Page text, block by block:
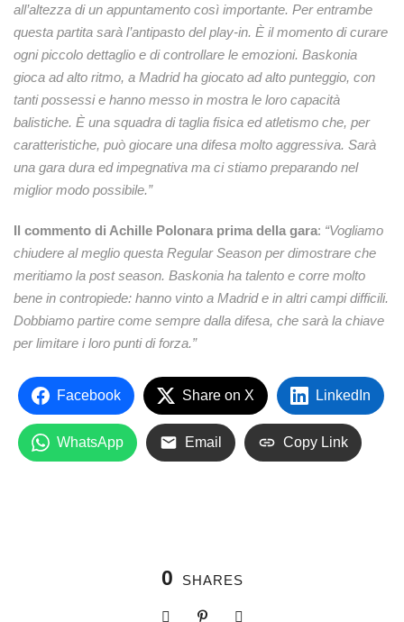
all’altezza di un appuntamento così importante. Per entrambe
questa partita sarà l’antipasto del play-in. È il momento di curare
ogni piccolo dettaglio e di controllare le emozioni. Baskonia
gioca ad alto ritmo, a Madrid ha giocato ad alto punteggio, con
tanti possessi e hanno messo in mostra le loro capacità
balistiche. È una squadra di taglia fisica ed atletismo che, per
caratteristiche, può giocare una difesa molto aggressiva. Sarà
una gara dura ed impegnativa ma ci stiamo preparando nel
miglior modo possibile.”
Il commento di Achille Polonara prima della gara: “Vogliamo
chiudere al meglio questa Regular Season per dimostrare che
meritiamo la post season. Baskonia ha talento e corre molto
bene in contropiede: hanno vinto a Madrid e in altri campi difficili.
Dobbiamo partire come sempre dalla difesa, che sarà la chiave
per limitare i loro punti di forza.”
Facebook Share on X LinkedIn
WhatsApp Email Copy Link
0 SHARES